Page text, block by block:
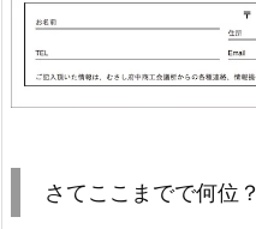
さてここまでで何位？